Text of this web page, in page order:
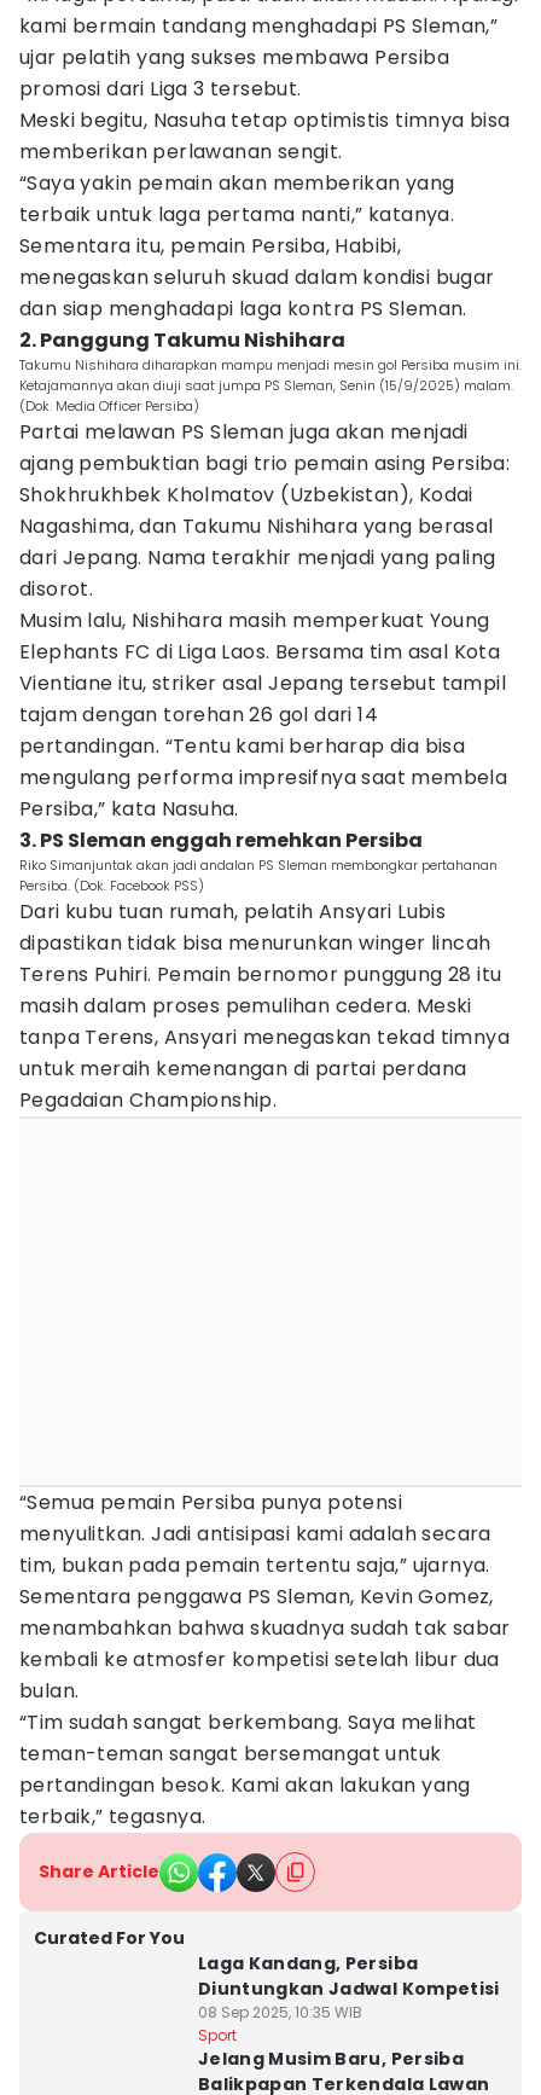
kami bermain tandang menghadapi PS Sleman,”
ujar pelatih yang sukses membawa Persiba
promosi dari Liga 3 tersebut.
Meski begitu, Nasuha tetap optimistis timnya bisa
memberikan perlawanan sengit.
“Saya yakin pemain akan memberikan yang
terbaik untuk laga pertama nanti,” katanya.
Sementara itu, pemain Persiba, Habibi,
menegaskan seluruh skuad dalam kondisi bugar
dan siap menghadapi laga kontra PS Sleman.
2. Panggung Takumu Nishihara
Takumu Nishihara diharapkan mampu menjadi mesin gol Persiba musim ini.
Ketajamannya akan diuji saat jumpa PS Sleman, Senin (15/9/2025) malam.
(Dok. Media Officer Persiba)
Partai melawan PS Sleman juga akan menjadi
ajang pembuktian bagi trio pemain asing Persiba:
Shokhrukhbek Kholmatov (Uzbekistan), Kodai
Nagashima, dan Takumu Nishihara yang berasal
dari Jepang. Nama terakhir menjadi yang paling
disorot.
Musim lalu, Nishihara masih memperkuat Young
Elephants FC di Liga Laos. Bersama tim asal Kota
Vientiane itu, striker asal Jepang tersebut tampil
tajam dengan torehan 26 gol dari 14
pertandingan. “Tentu kami berharap dia bisa
mengulang performa impresifnya saat membela
Persiba,” kata Nasuha.
3. PS Sleman enggah remehkan Persiba
Riko Simanjuntak akan jadi andalan PS Sleman membongkar pertahanan
Persiba. (Dok. Facebook PSS)
Dari kubu tuan rumah, pelatih Ansyari Lubis
dipastikan tidak bisa menurunkan winger lincah
Terens Puhiri. Pemain bernomor punggung 28 itu
masih dalam proses pemulihan cedera. Meski
tanpa Terens, Ansyari menegaskan tekad timnya
untuk meraih kemenangan di partai perdana
Pegadaian Championship.
“Semua pemain Persiba punya potensi
menyulitkan. Jadi antisipasi kami adalah secara
tim, bukan pada pemain tertentu saja,” ujarnya.
Sementara penggawa PS Sleman, Kevin Gomez,
menambahkan bahwa skuadnya sudah tak sabar
kembali ke atmosfer kompetisi setelah libur dua
bulan.
“Tim sudah sangat berkembang. Saya melihat
teman-teman sangat bersemangat untuk
pertandingan besok. Kami akan lakukan yang
terbaik,” tegasnya.
Share Article
Curated For You
Laga Kandang, Persiba
Diuntungkan Jadwal Kompetisi
08 Sep 2025, 10:35 WIB
Sport
Jelang Musim Baru, Persiba
Balikpapan Terkendala Lawan